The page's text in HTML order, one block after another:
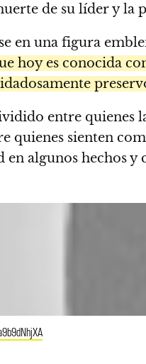
de su líder y la
en una figura
hoy es conocida
entre quienes
quienes sienten
en algunos hechos y